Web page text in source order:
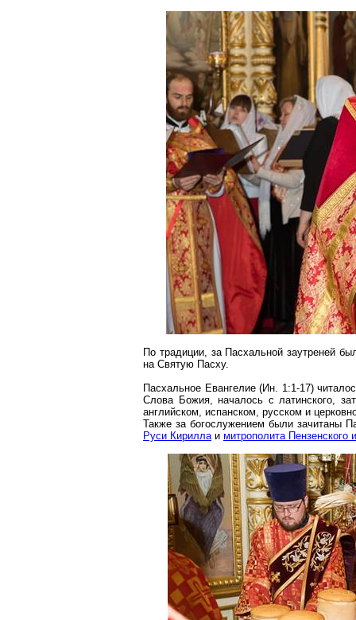
По традиции, за Пасхальной заутреней
на Святую Пасху.
Пасхальное Евангелие (Ин. 1:1-17)
Слова Божия, началось с латинского,
английском, испанском, русском и
Также за богослужением были зачитаны
Руси Кириллаи митрополита